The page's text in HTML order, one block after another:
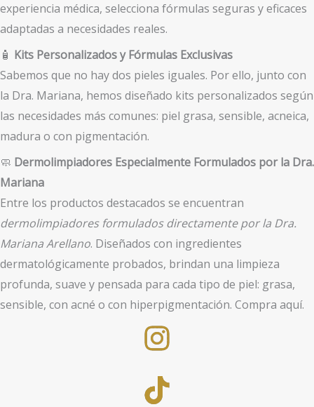
experiencia médica, selecciona fórmulas seguras y eficaces
adaptadas a necesidades reales.
🧴 Kits Personalizados y Fórmulas Exclusivas
Sabemos que no hay dos pieles iguales. Por ello, junto con
la Dra. Mariana, hemos diseñado kits personalizados según
las necesidades más comunes: piel grasa, sensible, acneica,
madura o con pigmentación.
🧼 Dermolimpiadores Especialmente Formulados por la Dra.
Mariana
Entre los productos destacados se encuentran
dermolimpiadores formulados directamente por la Dra.
Mariana Arellano. Diseñados con ingredientes
dermatológicamente probados, brindan una limpieza
profunda, suave y pensada para cada tipo de piel: grasa,
sensible, con acné o con hiperpigmentación. Compra aquí.